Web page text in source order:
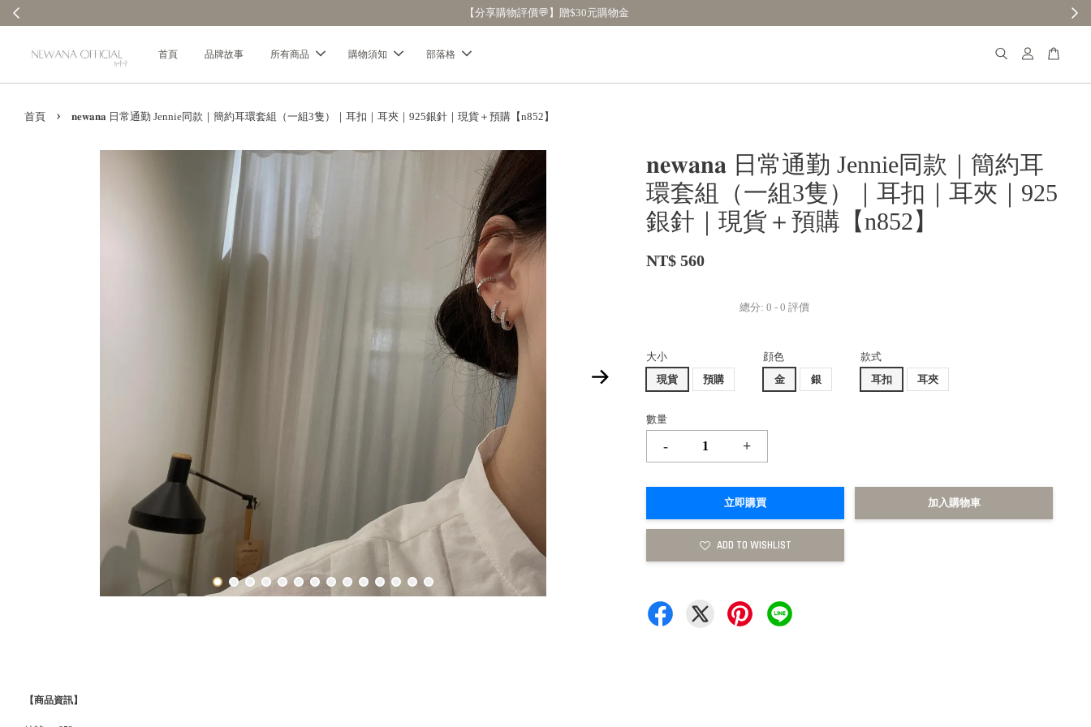
【分享購物評價💬】贈$30元購物金
首頁 品牌故事 所有商品 購物須知 部落格
首頁 › 𝐧𝐞𝐰𝐚𝐧𝐚 日常通勤 Jennie同款｜簡約耳環套組（一組3隻）｜耳扣｜耳夾｜925銀針｜現貨＋預購【n852】
𝐧𝐞𝐰𝐚𝐧𝐚 日常通勤 Jennie同款｜簡約耳
環套組（一組3隻）｜耳扣｜耳夾｜925
銀針｜現貨＋預購【n852】
NT$ 560
總分:0 -0 評價
大小
現貨
預購
顔色
金
銀
款式
耳扣
耳夾
數量
- +
立即購買 加入購物車
ADD TO WISHLIST
【商品資訊】